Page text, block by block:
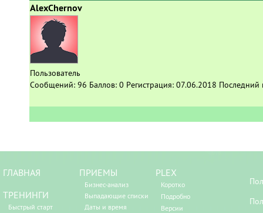
AlexChernov
Пользователь
Сообщений: 96 Баллов: 0 Регистрация: 07.06.2018 Последний
ГЛАВНАЯ
ТРЕНИНГИ
Быстрый старт
ПРИЕМЫ
Бизнес-анализ
Выпадающие списки
Даты и время
PLEX
Коротко
Подробно
Версии